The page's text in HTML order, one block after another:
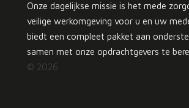
Onze dagelijkse missie is het mede
veilige werkomgeving voor u en uw
biedt een compleet pakket aan
samen met onze opdrachtgevers te
© 2026